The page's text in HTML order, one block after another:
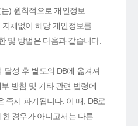
) 원칙적으로 개인정보
체없이 해당 개인정보를
및 방법은 다음과 같습니다.
성 후 별도의 DB에 옮겨져
방침 및 기타 관련 법령에
즉시 파기됩니다. 이 때, DB로
경우가 아니고서는 다른